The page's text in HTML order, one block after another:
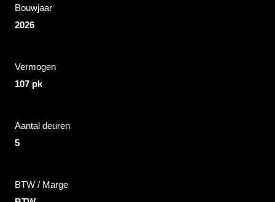
Bouwjaar
2026
Vermogen
107 pk
Aantal deuren
5
BTW / Marge